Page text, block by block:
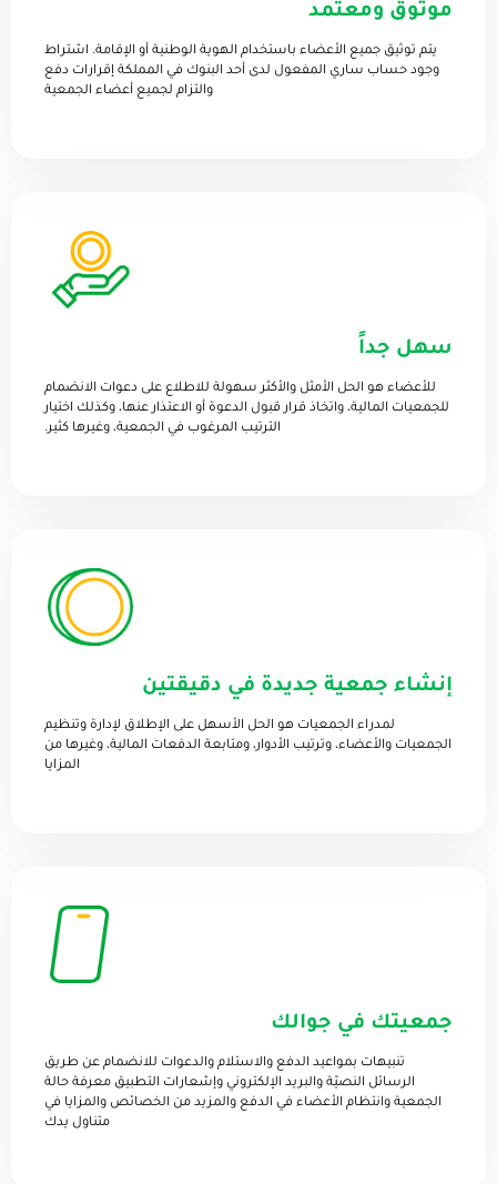
موثوق ومعتمد
يتم توثيق جميع الأعضاء باستخدام الهوية الوطنية أو الإقامة. اشتراط
وجود حساب ساري المفعول لدى أحد البنوك في المملكة إقرارات دفع
والتزام لجميع أعضاء الجمعية
سهل جداً
للأعضاء هو الحل الأمثل والأكثر سهولة للاطلاع على دعوات الانضمام
للجمعيات المالية، واتخاذ قرار قبول الدعوة أو الاعتذار عنها، وكذلك اختيار
الترتيب المرغوب في الجمعية، وغيرها كثير.
إنشاء جمعية جديدة في دقيقتين
لمدراء الجمعيات هو الحل الأسهل على الإطلاق لإدارة وتنظيم
الجمعيات والأعضاء، وترتيب الأدوار، ومتابعة الدفعات المالية، وغيرها من
المزايا
جمعيتك في جوالك
تنبيهات بمواعيد الدفع والاستلام والدعوات للانضمام عن طريق
الرسائل النصيّة والبريد الإلكتروني وإشعارات التطبيق معرفة حالة
الجمعية وانتظام الأعضاء في الدفع والمزيد من الخصائص والمزايا في
متناول يدك